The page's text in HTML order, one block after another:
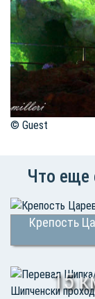
© Guest
Что еще
Крепость
15